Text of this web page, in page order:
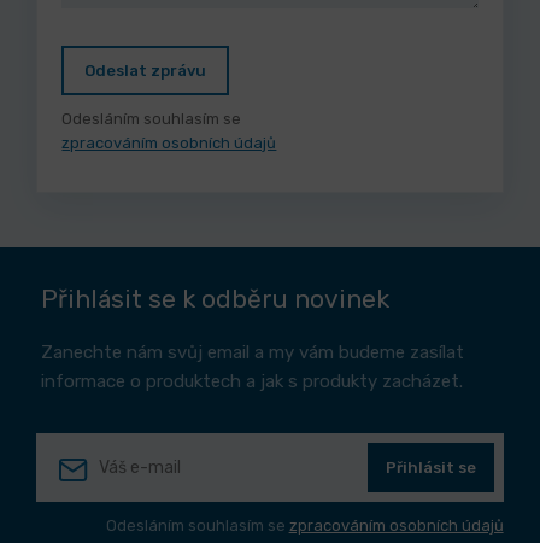
Odeslat zprávu
Odesláním souhlasím se
zpracováním osobních údajů
Přihlásit se k odběru novinek
Zanechte nám svůj email a my vám budeme zasílat
informace o produktech a jak s produkty zacházet.
Přihlásit se
Odesláním souhlasím se zpracováním osobních údajů